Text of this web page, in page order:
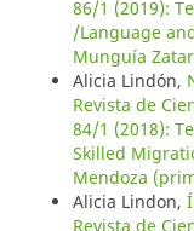
86/1 (2019):
/Language
Munguía
Alicia Lindón,
Revista de
84/1 (2018):
Skilled
Mendoza
Alicia Lindon,
Revista de